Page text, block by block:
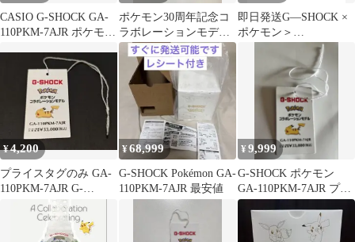
CASIO G-SHOCK GA-
110PKM-7AJR ポケモン
ポケモン30周年記念コ
ラボレーションモデル
GA-110PKM-7AJR
即日発送G―SHOCK ×
ポケモン＞
GA―110PKM―7AJR 新
¥4,200
プライスタグのみ GA-
110PKM-7AJR G-
SHOCK ポケモン カシ
¥68,999
G-SHOCK Pokémon GA-
110PKM-7AJR 最安値
¥9,999
G-SHOCK ポケモン
GA-110PKM-7AJR プラ
イスタグ のみ